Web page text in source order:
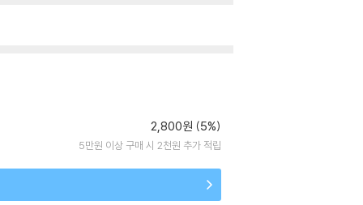
2,800원 (5%)
5만원 이상 구매 시 2천원 추가 적립